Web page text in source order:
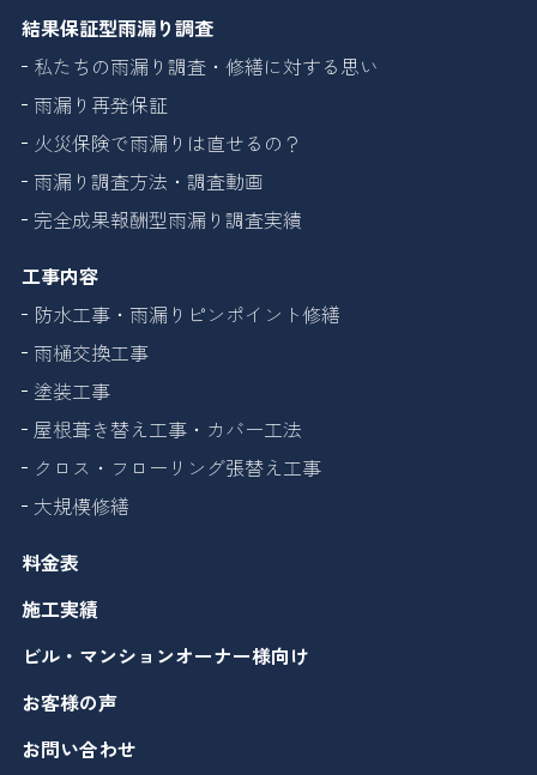
結果保証型雨漏り調査
私たちの雨漏り調査・修繕に対する思い
雨漏り再発保証
火災保険で雨漏りは直せるの？
雨漏り調査方法・調査動画
完全成果報酬型雨漏り調査実績
工事内容
防水工事・雨漏りピンポイント修繕
雨樋交換工事
塗装工事
屋根葺き替え工事・カバー工法
クロス・フローリング張替え工事
大規模修繕
料金表
施工実績
ビル・マンションオーナー様向け
お客様の声
お問い合わせ